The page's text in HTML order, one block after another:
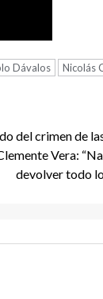
Dávalos
Nicolás
del crimen de
Vera:
devolver todo